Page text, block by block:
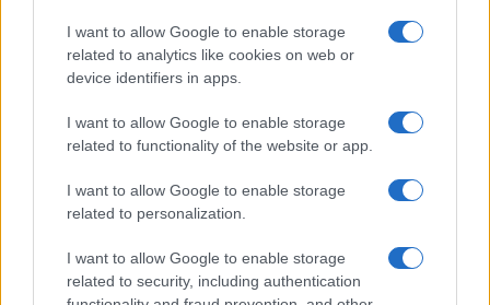
I want to allow Google to enable storage
related to analytics like cookies on web or
device identifiers in apps.
I want to allow Google to enable storage
related to functionality of the website or app.
I want to allow Google to enable storage
related to personalization.
I want to allow Google to enable storage
related to security, including authentication
Papa Leone a Santa Maria degli Angeli: migliaia di
giovani per il meeting francescano
Edoardo Castellucci · 7 Ago 2026